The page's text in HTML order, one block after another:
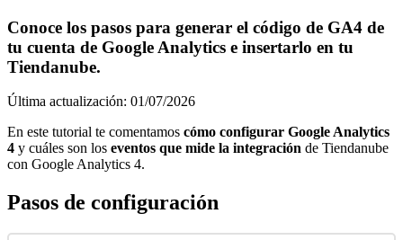
Conoce los pasos para generar el código de GA4 de
tu cuenta de Google Analytics e insertarlo en tu
Tiendanube.
Última actualización: 01/07/2026
En este tutorial te comentamos cómo configurar Google Analytics
4 y cuáles son los eventos que mide la integración de Tiendanube
con Google Analytics 4.
Pasos de configuración